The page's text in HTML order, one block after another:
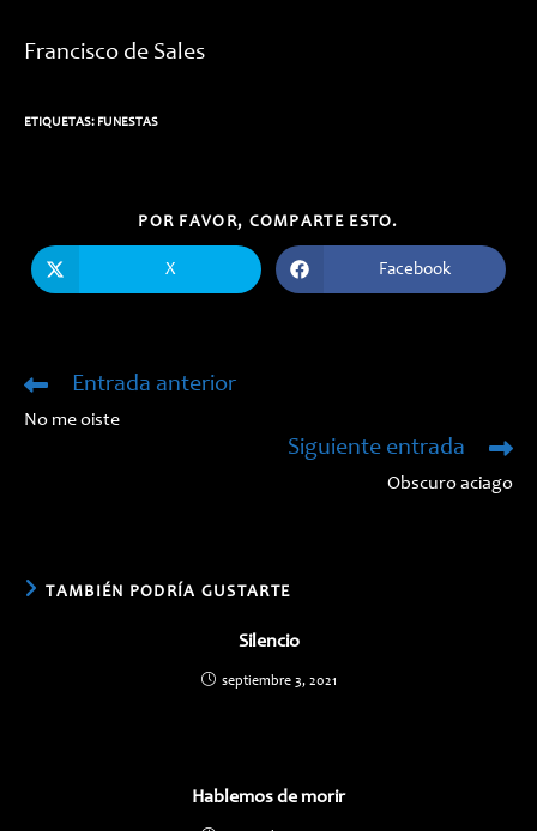
Francisco de Sales
ETIQUETAS: FUNESTAS
POR FAVOR, COMPARTE ESTO.
CONTENIDO
abre
X
Se
abre
Facebook
Leer
artículos
Entrada anterior
No me oiste
Siguiente entrada
Obscuro aciago
TAMBIÉN PODRÍA GUSTARTE
Silencio
septiembre 3, 2021
Hablemos de morir